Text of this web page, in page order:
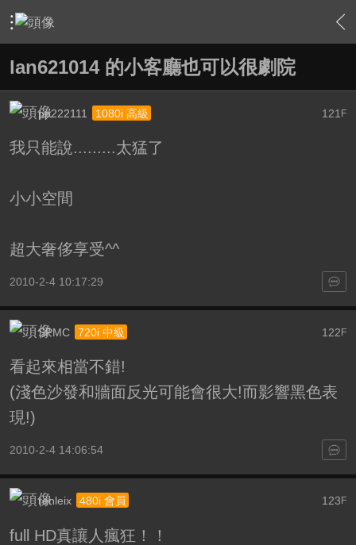
› 家庭劇院 › 我的家庭劇院 › 內容
lan621014 的小客廳也可以很劇院
121 F
pp222111 1080i 高級
我只能說.........太猛了
小小空間
超大奢侈享受^^
2010-2-4 10:17:29
122F
SPMC 720i 中級
看起來相當不錯!
(淺色沙發和牆面反光可能會很大!而影響黑色表
現!)
2010-2-4 14:06:54
123F
renleix 480i 會員
full HD真讓人瘋狂！！